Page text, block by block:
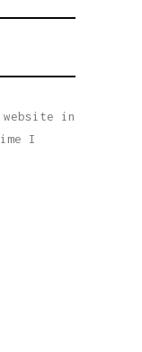
website in
I